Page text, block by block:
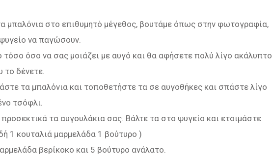
μπαλόνια στο επιθυμητό μέγεθος, βουτάμε όπως στην φωτογραφία,
να παγώσουν.
όσο να σας μοιάζει με αυγό και θα αφήσετε πολύ λίγο ακάλυπτο
το δένετε.
τα μπαλόνια και τοποθετήστε τα σε αυγοθήκες και σπάστε λίγο
τσόφλι.
τα αυγουλάκια σας. Βάλτε τα στο ψυγείο και ετοιμάστε
1 κουταλιά μαρμελάδα 1 βούτυρο )
βερίκοκο και 5 βούτυρο ανάλατο.